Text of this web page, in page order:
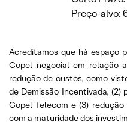
Preço-alvo:
Acreditamos que há espaço
Copel negocial em relação
redução de custos, como
de Demissão Incentivada, (2)
Copel Telecom e (3)
com a maturidade dos